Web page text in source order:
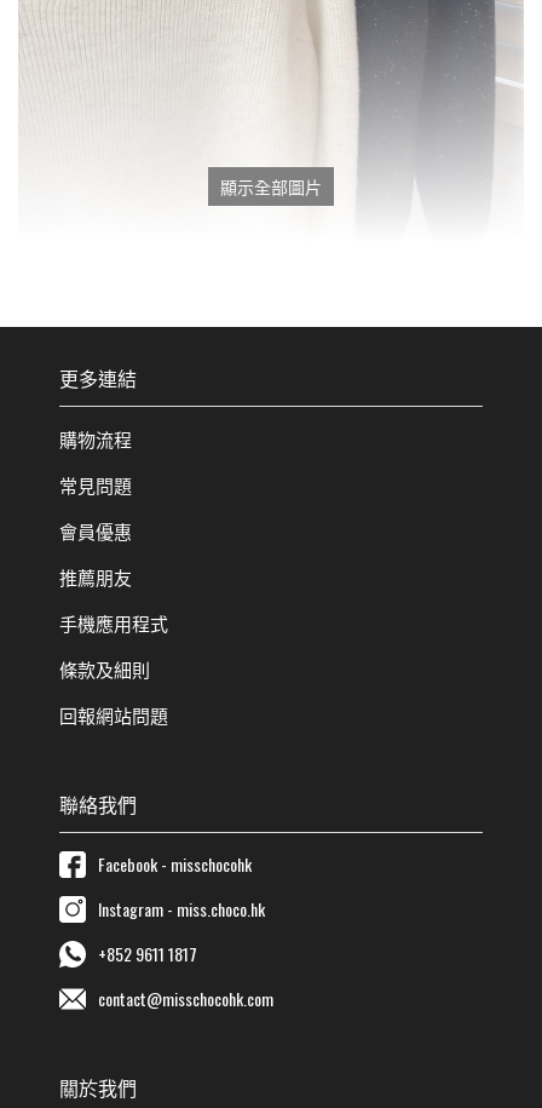
顯示全部圖片
更多連結
購物流程
常見問題
會員優惠
推薦朋友
手機應用程式
條款及細則
回報網站問題
聯絡我們
Facebook - misschocohk
Instagram - miss.choco.hk
+852 9611 1817
contact@misschocohk.com
關於我們